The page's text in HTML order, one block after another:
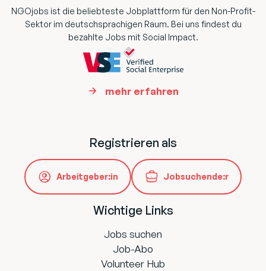
NGOjobs ist die beliebteste Jobplattform für den Non-Profit-
Sektor im deutschsprachigen Raum. Bei uns findest du
bezahlte Jobs mit Social Impact.
mehr erfahren
Registrieren als
Arbeitgeber:in Jobsuchende:r
Wichtige Links
Jobs suchen
Job-Abo
Volunteer Hub